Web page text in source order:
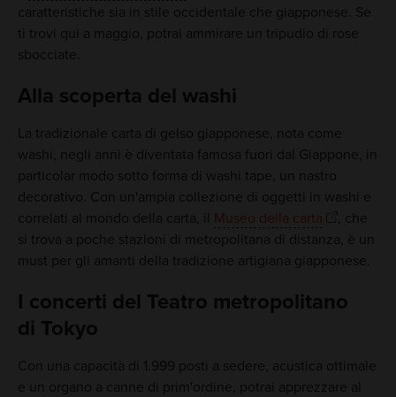
caratteristiche sia in stile occidentale che giapponese. Se
ti trovi qui a maggio, potrai ammirare un tripudio di rose
sbocciate.
Alla scoperta del washi
La tradizionale carta di gelso giapponese, nota come
washi, negli anni è diventata famosa fuori dal Giappone, in
particolar modo sotto forma di washi tape, un nastro
decorativo. Con un'ampia collezione di oggetti in washi e
correlati al mondo della carta, il
Museo della carta
, che
si trova a poche stazioni di metropolitana di distanza, è un
must per gli amanti della tradizione artigiana giapponese.
I concerti del Teatro metropolitano
di Tokyo
Con una capacità di 1.999 posti a sedere, acustica ottimale
e un organo a canne di prim'ordine, potrai apprezzare al